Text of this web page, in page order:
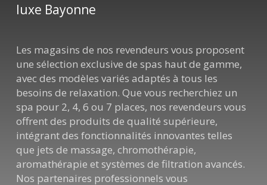
luxe Bayonne
Les magasins de nos revendeurs vous proposent
une sélection exclusive de spas haut de gamme,
avec des modèles variés adaptés à tous les
besoins de relaxation. Que vous recherchiez un
spa pour 2, 4, 6 ou 7 places, nos revendeurs vous
offrent des produits de qualité supérieure,
intégrant des fonctionnalités innovantes telles
que jets de massage, chromothérapie,
aromathérapie et systèmes de filtration avancés.
Nos partenaires professionnels vous